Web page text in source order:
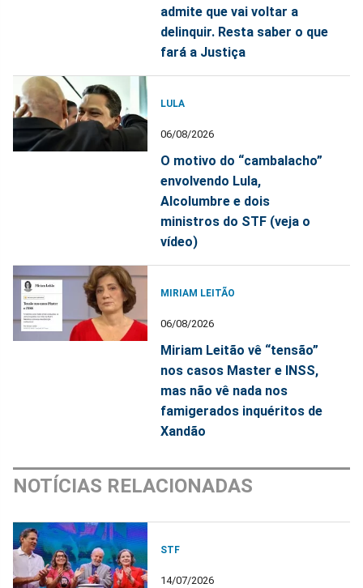
admite que vai voltar a
delinquir. Resta saber o que
fará a Justiça
LULA
06/08/2026
O motivo do “cambalacho”
envolvendo Lula,
Alcolumbre e dois
ministros do STF (veja o
vídeo)
MIRIAM LEITÃO
06/08/2026
Miriam Leitão vê “tensão”
nos casos Master e INSS,
mas não vê nada nos
famigerados inquéritos de
Xandão
NOTÍCIAS RELACIONADAS
STF
14/07/2026